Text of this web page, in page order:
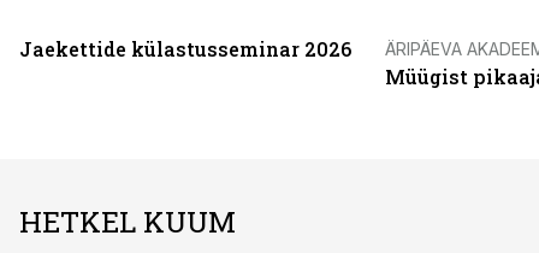
Jaekettide külastusseminar 2026 ÄRIPÄEVA
Müügist
HETKEL KUUM